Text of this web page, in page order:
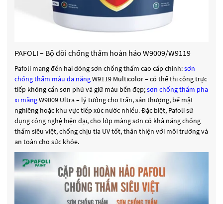
PAFOLI – Bộ đôi chống thấm hoàn hảo W9009/W9119
Pafoli mang đến hai dòng sơn chống thấm cao cấp chính:sơn
chống thấm màu đa năngW9119 Multicolor – có thể thi công trực
tiếp không cần sơn phủ và giữ màu bền đẹp;sơn chống thấm pha
xi măngW9009 Ultra – lý tưởng cho trần, sân thượng, bề mặt
nghiêng hoặc khu vực tiếp xúc nước nhiều. Đặc biệt, Pafoli sử
dụng công nghệ hiện đại, cho lớp màng sơn có khả năng chống
thấm siêu việt, chống chịu tia UV tốt, thân thiện với môi trường và
an toàn cho sức khỏe.